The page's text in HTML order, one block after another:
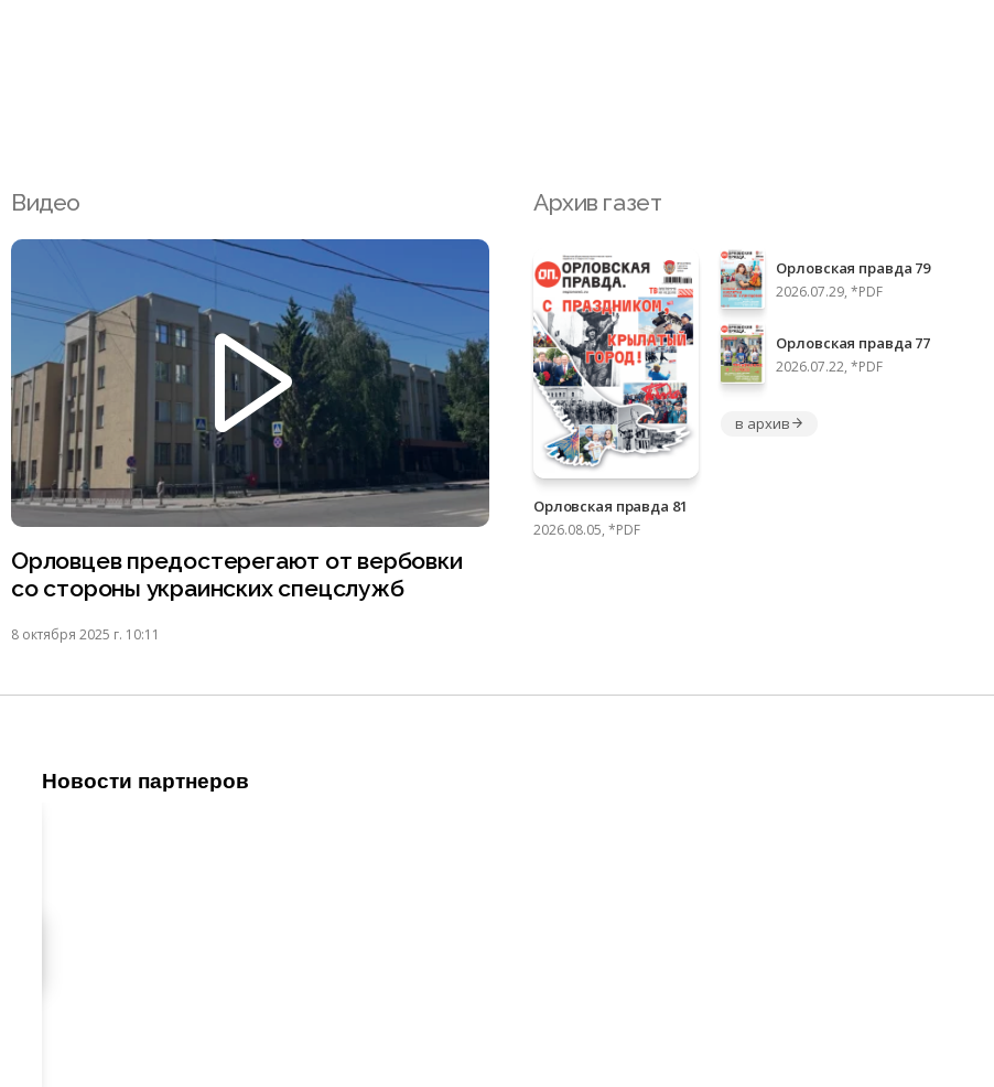
Видео
Орловцев предостерегают от вербовки
со стороны украинских спецслужб
8 октября 2025 г. 10:11
Архив газет
Орловская правда 81
2026.08.05, *PDF
Орловская правда 79
2026.07.29, *PDF
Орловская правда 77
2026.07.22, *PDF
в архив
Новости партнеров